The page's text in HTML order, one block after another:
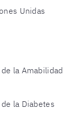
Unidas
la Amabilidad
la Diabetes